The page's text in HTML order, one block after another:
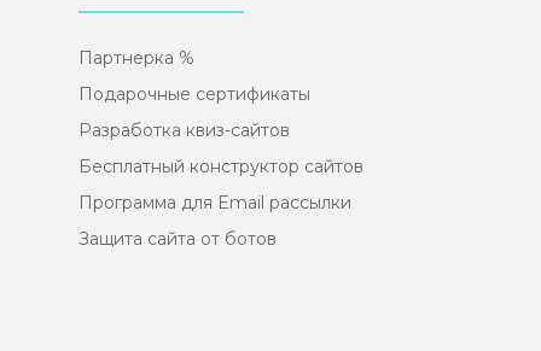
Партнерка %
Подарочные сертификаты
Разработка квиз-сайтов
Бесплатный конструктор сайтов
Программа для Email рассылки
Защита сайта от ботов